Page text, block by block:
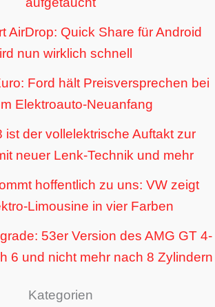
AirDrop: Quick Share für Android
nun wirklich schnell
Ford hält Preisversprechen bei
Elektroauto-Neuanfang
ist der vollelektrische Auftakt zur
neuer Lenk-Technik und mehr
hoffentlich zu uns: VW zeigt
Limousine in vier Farben
53er Version des AMG GT 4-
6 und nicht mehr nach 8 Zylindern
Kategorien